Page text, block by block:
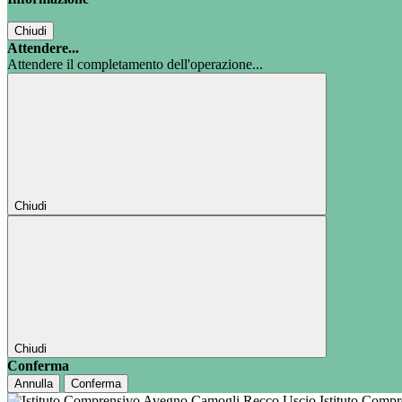
Chiudi
Attendere...
Attendere il completamento dell'operazione...
Chiudi
Chiudi
Conferma
Annulla Conferma